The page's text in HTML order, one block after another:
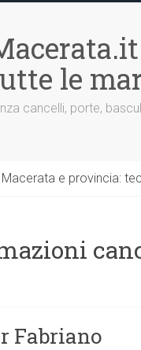
le
cancelli, porte,
e provincia:
Fabriano